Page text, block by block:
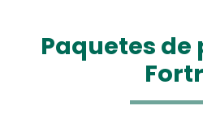
Paquetes